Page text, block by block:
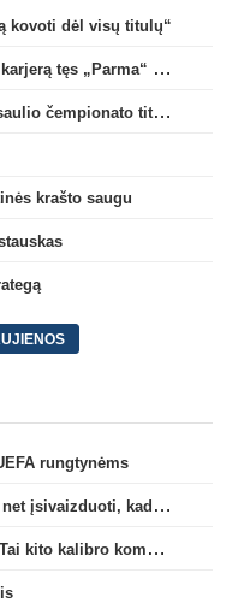
kovoti dėl visų titulų“
„Atalanta“ priklausantis E. Bilal Toure karjerą tęs „Parma“ gretose
B. Mendy: „Darau ką noriu su savo pasaulio čempionato titulu“
krašto saugu
rungtynėms
M. Capanas: „Prieš pusmetį negalėjau net įsivaizduoti, kad žaisime prieš „Hajduk“
A. Skerla prieš dvikovą su „Hajduk“: „Tai kito kalibro komanda“